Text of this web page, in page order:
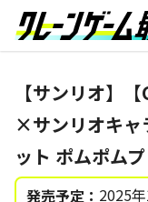
【サンリオ】
×サンリオキャ
ット ポムポム
発売予定： 2025